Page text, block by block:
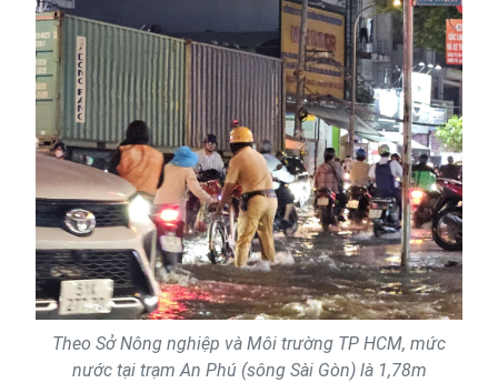
Theo Sở Nông nghiệp và Môi trường TP HCM, mức
nước tại trạm An Phú (sông Sài Gòn) là 1,78m